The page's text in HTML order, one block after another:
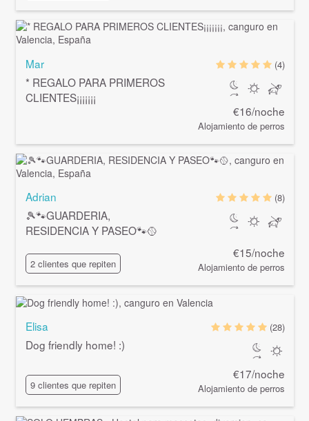
Mar
* REGALO PARA PRIMEROS
CLIENTES¡¡¡¡¡¡¡
(4)
€16/noche
Alojamiento de perros
Adrian
🎾🐾GUARDERIA,
RESIDENCIA Y PASEO🐾🥎
2 clientes que repiten
(8)
€15/noche
Alojamiento de perros
Elisa
Dog friendly home! :)
9 clientes que repiten
(28)
€17/noche
Alojamiento de perros